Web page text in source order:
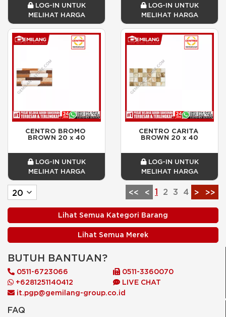
LOG-IN UNTUK
MELIHAT HARGA
LOG-IN UNTUK
MELIHAT HARGA
CENTRO BROMO
BROWN 20 x 40
LOG-IN UNTUK
MELIHAT HARGA
CENTRO CARITA
BROWN 20 x 40
LOG-IN UNTUK
MELIHAT HARGA
<< < 1 2 3 4 > >>
Lihat Semua Kategori Barang
Lihat Semua Merek
BUTUH BANTUAN?
0511-6723066
0511-3360070
+6281251140412
LIVE CHAT
it.pgp@gemilang-group.co.id
FAQ